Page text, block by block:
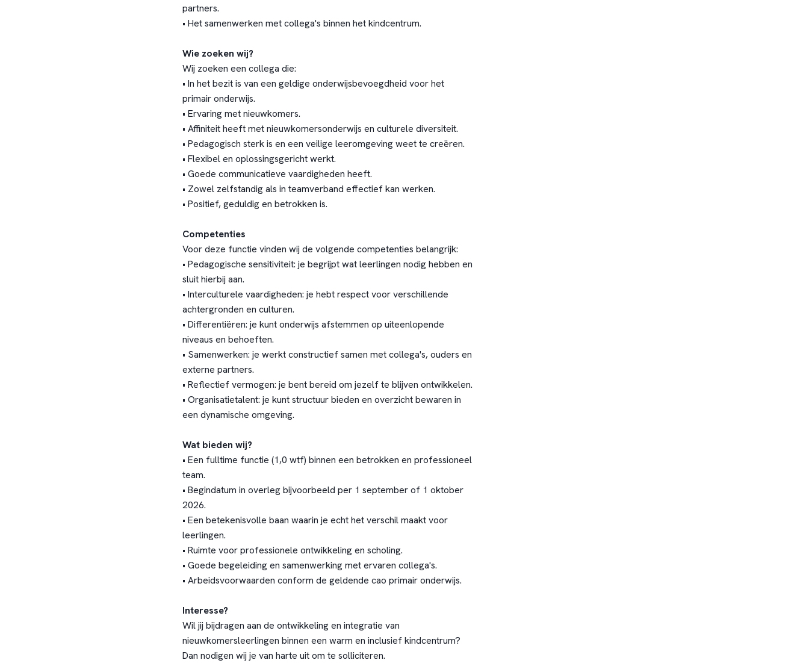
partners.
• Het samenwerken met collega's binnen het kindcentrum.
Wie zoeken wij?
Wij zoeken een collega die:
• In het bezit is van een geldige onderwijsbevoegdheid voor het
primair onderwijs.
• Ervaring met nieuwkomers.
• Affiniteit heeft met nieuwkomersonderwijs en culturele diversiteit.
• Pedagogisch sterk is en een veilige leeromgeving weet te creëren.
• Flexibel en oplossingsgericht werkt.
• Goede communicatieve vaardigheden heeft.
• Zowel zelfstandig als in teamverband effectief kan werken.
• Positief, geduldig en betrokken is.
Competenties
Voor deze functie vinden wij de volgende competenties belangrijk:
• Pedagogische sensitiviteit: je begrijpt wat leerlingen nodig hebben en
sluit hierbij aan.
• Interculturele vaardigheden: je hebt respect voor verschillende
achtergronden en culturen.
• Differentiëren: je kunt onderwijs afstemmen op uiteenlopende
niveaus en behoeften.
• Samenwerken: je werkt constructief samen met collega's, ouders en
externe partners.
• Reflectief vermogen: je bent bereid om jezelf te blijven ontwikkelen.
• Organisatietalent: je kunt structuur bieden en overzicht bewaren in
een dynamische omgeving.
Wat bieden wij?
• Een fulltime functie (1,0 wtf) binnen een betrokken en professioneel
team.
• Begindatum in overleg bijvoorbeeld per 1 september of 1 oktober
2026.
• Een betekenisvolle baan waarin je echt het verschil maakt voor
leerlingen.
• Ruimte voor professionele ontwikkeling en scholing.
• Goede begeleiding en samenwerking met ervaren collega's.
• Arbeidsvoorwaarden conform de geldende cao primair onderwijs.
Interesse?
Wil jij bijdragen aan de ontwikkeling en integratie van
nieuwkomersleerlingen binnen een warm en inclusief kindcentrum?
Dan nodigen wij je van harte uit om te solliciteren.